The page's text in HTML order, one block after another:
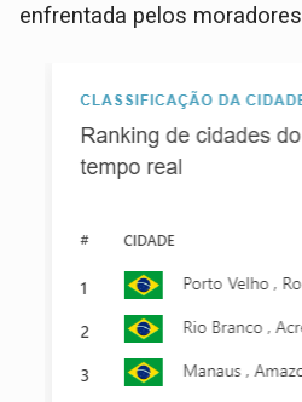
enfrentada pelos